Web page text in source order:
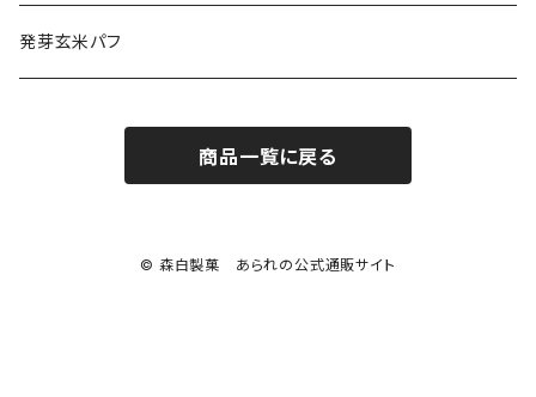
健康の定期便
健康志向あられ
赤チェック袋
発芽玄米パフ
商品一覧に戻る
© 森白製菓 あられの公式通販サイト